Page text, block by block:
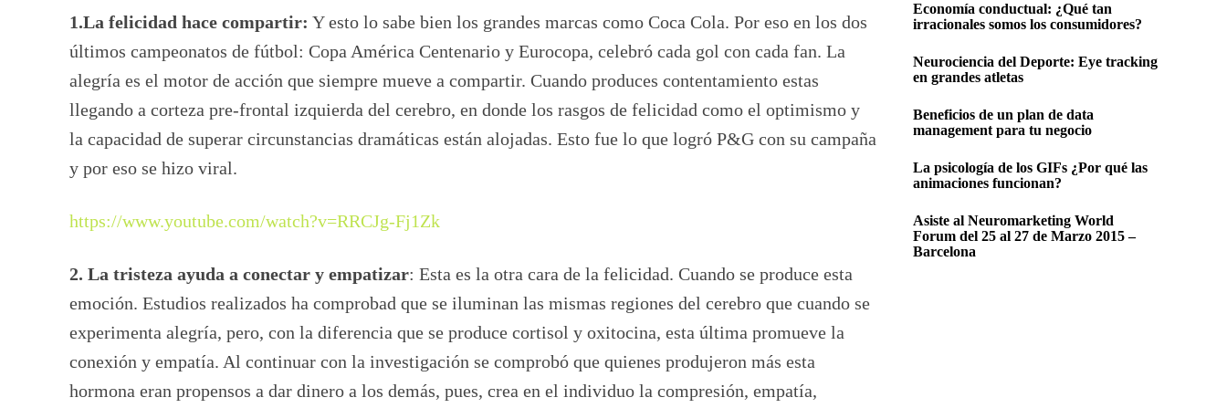
1.La felicidad hace compartir: Y esto lo sabe bien los grandes marcas como Coca Cola. Por eso en los dos
últimos campeonatos de fútbol: Copa América Centenario y Eurocopa, celebró cada gol con cada fan. La
alegría es el motor de acción que siempre mueve a compartir. Cuando produces contentamiento estas
llegando a corteza pre-frontal izquierda del cerebro, en donde los rasgos de felicidad como el optimismo y
la capacidad de superar circunstancias dramáticas están alojadas. Esto fue lo que logró P&G con su campaña
y por eso se hizo viral.
https://www.youtube.com/watch?v=RRCJg-Fj1Zk
2. La tristeza ayuda a conectar y empatizar: Esta es la otra cara de la felicidad. Cuando se produce esta
emoción. Estudios realizados ha comprobad que se iluminan las mismas regiones del cerebro que cuando se
experimenta alegría, pero, con la diferencia que se produce cortisol y oxitocina, esta última promueve la
conexión y empatía. Al continuar con la investigación se comprobó que quienes produjeron más esta
hormona eran propensos a dar dinero a los demás, pues, crea en el individuo la compresión, empatía,
Economía conductual: ¿Qué tan
irracionales somos los consumidores?
Neurociencia del Deporte: Eye tracking
en grandes atletas
Beneficios de un plan de data
management para tu negocio
La psicología de los GIFs ¿Por qué las
animaciones funcionan?
Asiste al Neuromarketing World
Forum del 25 al 27 de Marzo 2015 –
Barcelona